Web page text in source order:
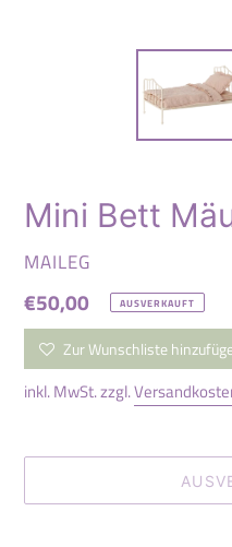
Mini Bett
VERKÄUFER
MAILEG
Normaler
Preis
€50,00 AUSVERKAUFT
Zur Wunschliste
inkl. MwSt. zzgl.